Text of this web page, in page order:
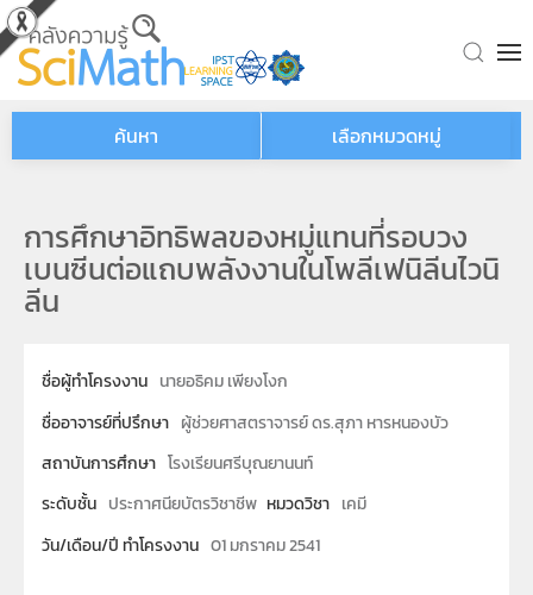
Skip to main content
ค้นหา เลือกหมวดหมู่
การศึกษาอิทธิพลของหมู่แทนที่รอบวง
เบนซีนต่อแถบพลังงานในโพลีเฟนิลีนไวนิ
ลีน
ชื่อผู้ทำโครงงาน นายอธิคม เพียงโงก
ชื่ออาจารย์ที่ปรึกษา ผู้ช่วยศาสตราจารย์ ดร.สุภา หารหนองบัว
สถาบันการศึกษา โรงเรียนศรีบุณยานนท์
ระดับชั้น ประกาศนียบัตรวิชาชีพ หมวดวิชา เคมี
วัน/เดือน/ปี ทำโครงงาน 01 มกราคม 2541